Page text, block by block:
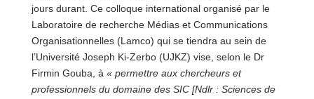
jours durant. Ce colloque international organisé par le
Laboratoire de recherche Médias et Communications
Organisationnelles (Lamco) qui se tiendra au sein de
l’Université Joseph Ki-Zerbo (UJKZ) vise, selon le Dr
Firmin Gouba, à « permettre aux chercheurs et
professionnels du domaine des SIC [Ndlr : Sciences de